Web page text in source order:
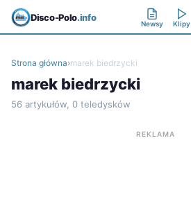
Disco-Polo.info
Newsy Klipy
Strona główna›marek biedrzycki
marek biedrzycki
56 artykułów, 0 teledysków
REKLAMA